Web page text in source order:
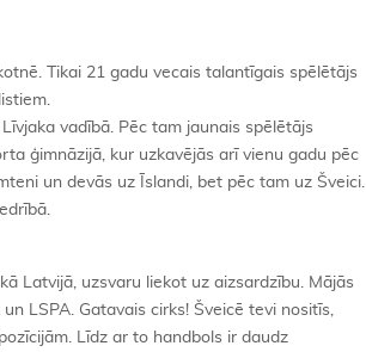
Tikai 21 gadu vecais talantīgais spēlētājs
vadībā. Pēc tam jaunais spēlētājs
ģimnāzijā, kur uzkavējās arī vienu gadu pēc
un devās uz Īslandi, bet pēc tam uz Šveici.
Latvijā, uzsvaru liekot uz aizsardzību. Mājās
LSPA. Gatavais cirks! Šveicē tevi nositīs,
Līdz ar to handbols ir daudz